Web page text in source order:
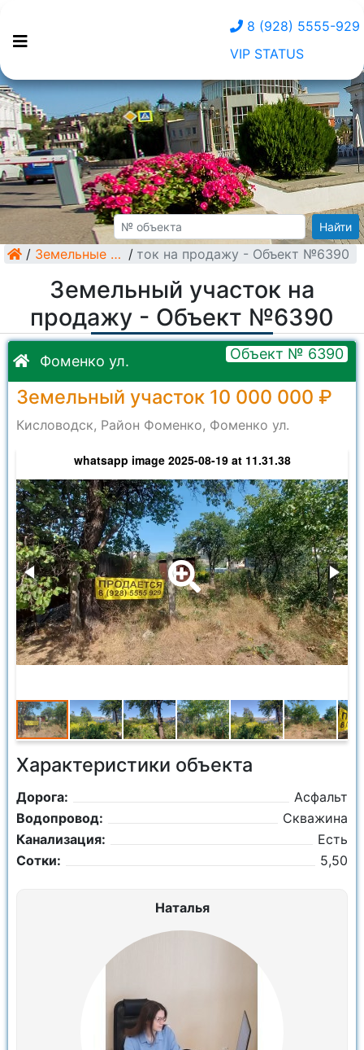
8 (928) 5555-929
VIP STATUS
Найти
/ Земельные участки /
Земельный участок на продажу - Объект №6390
Земельный участок на
продажу - Объект №6390
Фоменко ул. Объект № 6390
Земельный участок 10 000 000 ₽
Кисловодск, Район Фоменко, Фоменко ул.
whatsapp image 2025-08-19 at 11.31.38
Характеристики объекта
Дорога:
Асфальт
Водопровод:
Скважина
Канализация:
Есть
Сотки:
5,50
Наталья